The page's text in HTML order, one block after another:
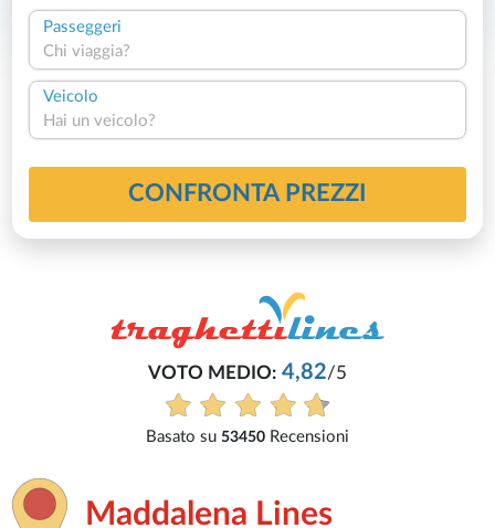
Passeggeri
Chi viaggia?
Veicolo
Hai un veicolo?
CONFRONTA PREZZI
Maddalena Lines